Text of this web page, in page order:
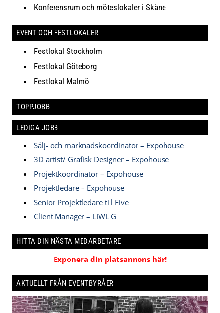
Konferensrum och möteslokaler i Skåne
EVENT OCH FESTLOKALER
Festlokal Stockholm
Festlokal Göteborg
Festlokal Malmö
TOPPJOBB
LEDIGA JOBB
Sälj- och marknadskoordinator – Expohouse
3D artist/ Grafisk Designer – Expohouse
Projektkoordinator – Expohouse
Projektledare – Expohouse
Senior Projektledare till Five
Client Manager – LIWLIG
HITTA DIN NÄSTA MEDARBETARE
Exponera din platsannons här!
AKTUELLT FRÅN EVENTBYRÅER